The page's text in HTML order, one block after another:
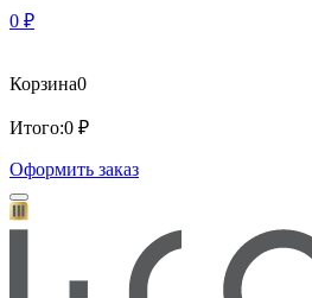
0 ₽
Корзина0
Итого:0 ₽
Оформить заказ